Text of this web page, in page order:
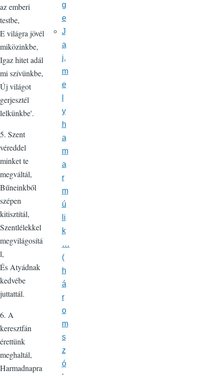
az emberi
testbe,
E világra jövél
miközinkbe,
Igaz hitet adál
mi szívünkbe,
Új világot
gerjesztél
lelkünkbe'.
5. Szent
véreddel
minket te
megváltál,
Bűneinkből
szépen
kitisztítál,
Szentlélekkel
megvilágosítá
l,
És Atyádnak
kedvébe
juttattál.
6. A
keresztfán
érettünk
meghaltál,
Harmadnapra
g
e
J
a
j,
m
e
y
h
a
m
a
r
m
ú
li
k
…
(
h
á
r
o
m
s
z
ó